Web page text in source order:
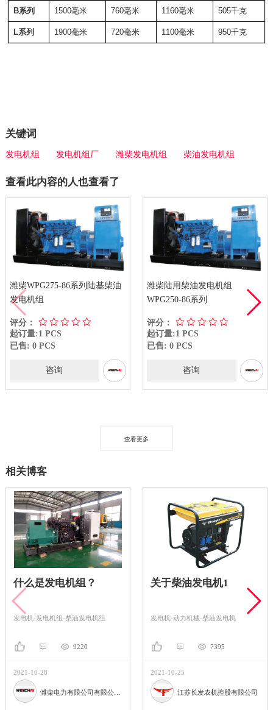
B系列 1500毫米 760毫米 1160毫米 505千克
L系列 1900毫米 720毫米 1100毫米 950千克
关键词
发电机组 发电机组厂 潍柴发电机组 柴油发电机组
查看此内容的人也查看了
潍柴WPG275-86系列陆基柴油
发电机组
评分：
起订量:1 PCS
已售: 0 PCS
咨询
潍柴陆用柴油发电机组
WPG250-86系列
评分：
起订量:1 PCS
已售: 0 PCS
咨询
查看更多
相关博客
什么是发电机组？
发电机-发电机组-柴油发电机组
9220
2021-10-28
潍柴电力有限公司有限公司。
关于柴油发电机1
发电机-动力机械-柴油发电机
7395
2021-10-25
江苏长发农机控股有限公司